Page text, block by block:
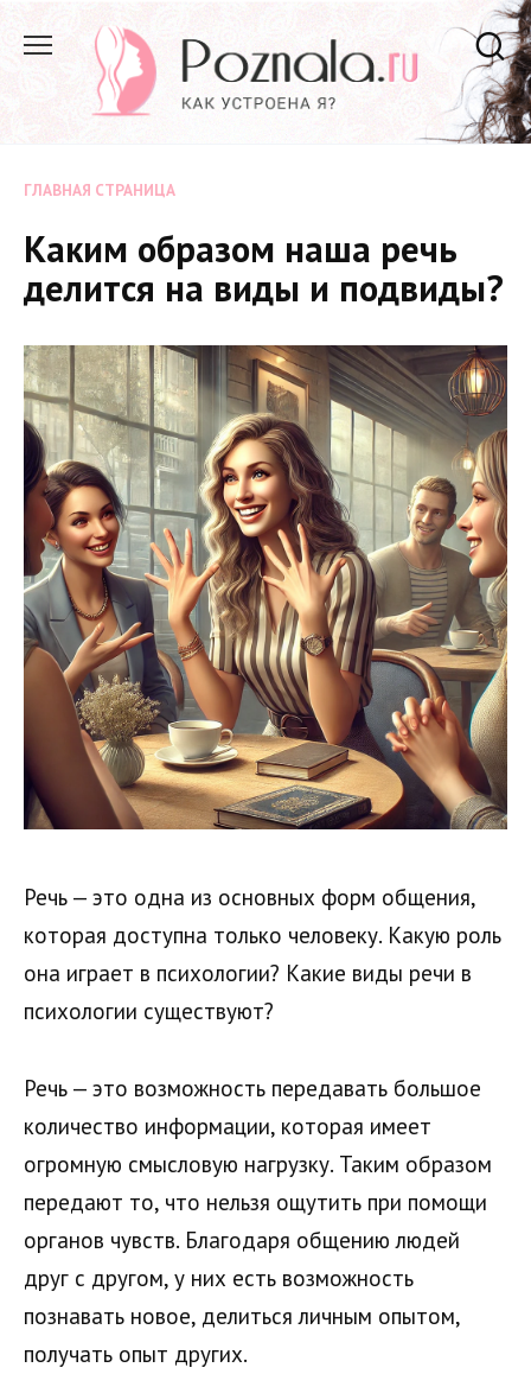
содержанию
ГЛАВНАЯ СТРАНИЦА
Каким образом наша речь
делится на виды и подвиды?
Речь — это одна из основных форм общения,
которая доступна только человеку. Какую роль
она играет в психологии? Какие виды речи в
психологии существуют?
Речь — это возможность передавать большое
количество информации, которая имеет
огромную смысловую нагрузку. Таким образом
передают то, что нельзя ощутить при помощи
органов чувств. Благодаря общению людей
друг с другом, у них есть возможность
познавать новое, делиться личным опытом,
получать опыт других.